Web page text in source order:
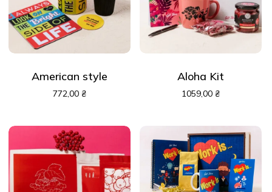
American style
772,00 ₴
Aloha Kit
1059,00 ₴